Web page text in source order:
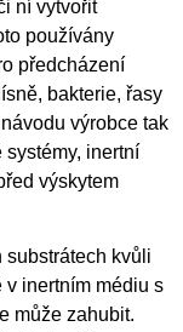
ní vytvořit
používány
předcházení
bakterie, řasy
výrobce tak
inertní
výskytem
substrátech kvůli
v inertním médiu s
může zahubit.